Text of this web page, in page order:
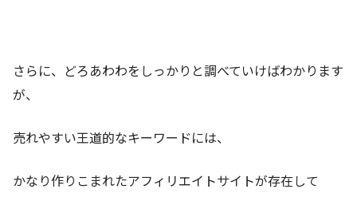
さらに、どろあわわをしっかりと調べていけばわかります
が、
売れやすい王道的なキーワードには、
かなり作りこまれたアフィリエイトサイトが存在して